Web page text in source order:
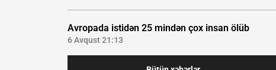
Avropada istidən 25 mindən çox insan ölüb
6 Avqust 21:13